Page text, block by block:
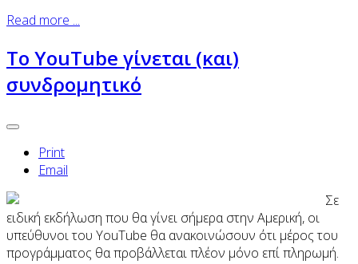
Read more ...
Το YouTube γίνεται (και)
συνδρομητικό
Print
Email
Σε
ειδική εκδήλωση που θα γίνει σήμερα στην Αμερική, οι
υπεύθυνοι του YouTube θα ανακοινώσουν ότι μέρος του
προγράμματος θα προβάλλεται πλέον μόνο επί πληρωμή.